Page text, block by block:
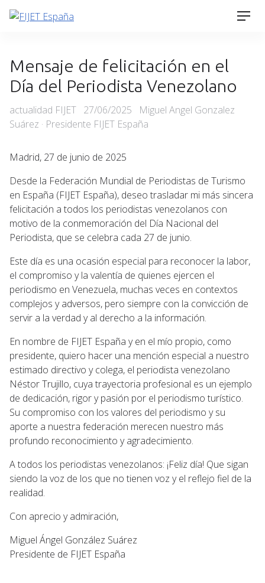
Skip
Mensaje de felicitación en el
Día del Periodista Venezolano
Categories
actualidad FIJET Posted
on
27/06/2025
Miguel Angel Gonzalez
Suárez · Presidente FIJET España
Madrid, 27 de junio de 2025
Desde la Federación Mundial de Periodistas de Turismo
en España (FIJET España), deseo trasladar mi más sincera
felicitación a todos los periodistas venezolanos con
motivo de la conmemoración del Día Nacional del
Periodista, que se celebra cada 27 de junio.
Este día es una ocasión especial para reconocer la labor,
el compromiso y la valentía de quienes ejercen el
periodismo en Venezuela, muchas veces en contextos
complejos y adversos, pero siempre con la convicción de
servir a la verdad y al derecho a la información.
En nombre de FIJET España y en el mío propio, como
presidente, quiero hacer una mención especial a nuestro
estimado directivo y colega, el periodista venezolano
Néstor Trujillo, cuya trayectoria profesional es un ejemplo
de dedicación, rigor y pasión por el periodismo turístico.
Su compromiso con los valores del periodismo y su
aporte a nuestra federación merecen nuestro más
profundo reconocimiento y agradecimiento.
A todos los periodistas venezolanos: ¡Feliz día! Que sigan
siendo la voz de los que no tienen voz y el reflejo fiel de la
realidad.
Con aprecio y admiración,
Miguel Ángel González Suárez
Presidente de FIJET España